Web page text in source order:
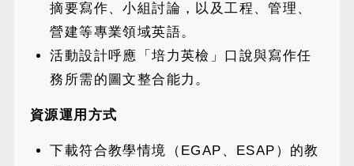
摘要寫作、小組討論，以及工程、管理、
營建等專業領域英語。
活動設計呼應「培力英檢」口說與寫作任
務所需的圖文整合能力。
資源運用方式
下載符合教學情境（EGAP、ESAP）的教